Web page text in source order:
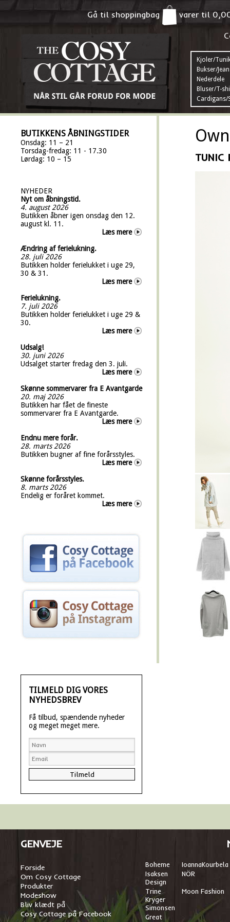
Gå til shoppingbag varer til
Kjoler/
Bukser/
Nederdele
Bluser/T-
Cardigans/
BUTIKKENS ÅBNINGSTIDER
Onsdag: 11 – 21
Torsdag-fredag: 11 - 17.30
Lørdag: 10 – 15
NYHEDER
Nyt om åbningstid.
4. august 2026
Butikken åbner igen onsdag den 12.
august kl. 11.
Læs mere
Ændring af ferielukning.
28. juli 2026
Butikken holder ferielukket i uge 29,
30 & 31.
Læs mere
Ferielukning.
7. juli 2026
Butikken holder ferielukket i uge 29 &
30.
Læs mere
Udsalg!
30. juni 2026
Udsalget starter fredag den 3. juli.
Læs mere
Skønne sommervarer fra E Avantgarde
20. maj 2026
Butikken har fået de fineste
sommervarer fra E Avantgarde.
Læs mere
Endnu mere forår.
28. marts 2026
Butikken bugner af fine forårsstyles.
Læs mere
Skønne forårsstyles.
8. marts 2026
Endelig er foråret kommet.
Læs mere
TILMELD DIG VORES
NYHEDSBREV
Få tilbud, spændende nyheder
og meget meget mere.
TUNIC
GENVEJE
Forside
Om Cosy Cottage
Produkter
Modeshow
Bliv klædt på
Cosy Cottage på Facebook
Boheme IoannaKourbela
Isaksen
Design
NÖR
Trine
Kryger
Simonsen
Moon Fashion
Great